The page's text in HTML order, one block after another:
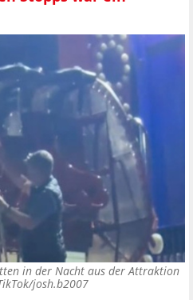
in der Nacht aus der Attraktion
josh.b2007